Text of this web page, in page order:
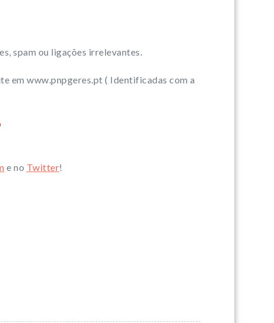
spam ou ligações irrelevantes.
em www.pnpgeres.pt ( Identificadas com a
e no Twitter!